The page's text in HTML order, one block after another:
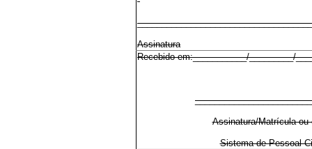
Assinatura
Recebido em:___________/_________/
Assinatura/Matrícula ou
Sistema de Pessoal